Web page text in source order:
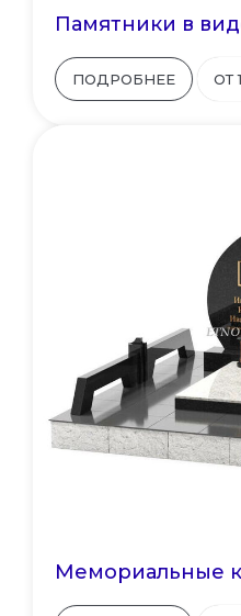
Памятники в
ПОДРОБНЕЕ ОТ
Мемориальные